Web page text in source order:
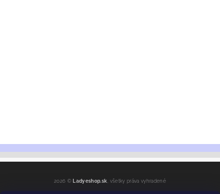
2026 © Ladyeshop.sk , všetky práva vyhradené